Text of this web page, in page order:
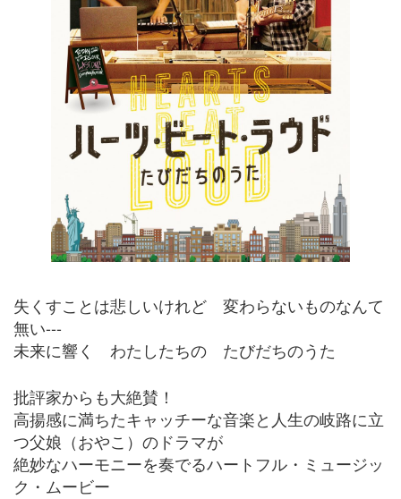
失くすことは悲しいけれど 変わらないものなんて
無い---
未来に響く わたしたちの たびだちのうた
批評家からも大絶賛！
高揚感に満ちたキャッチーな音楽と人生の岐路に立
つ父娘（おやこ）のドラマが
絶妙なハーモニーを奏でるハートフル・ミュージッ
ク・ムービー